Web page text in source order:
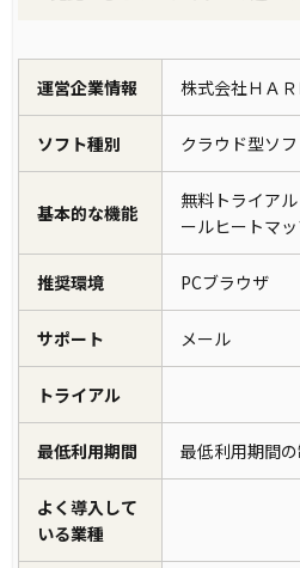
運営企業情報 株式会社ＨＡＲ
ソフト種別 クラウド型ソ
基本的な機能
無料トライア
ールヒートマ
推奨環境 PCブラウザ
サポート メール
トライアル
最低利用期間 最低利用期間
よく導入して
いる業種